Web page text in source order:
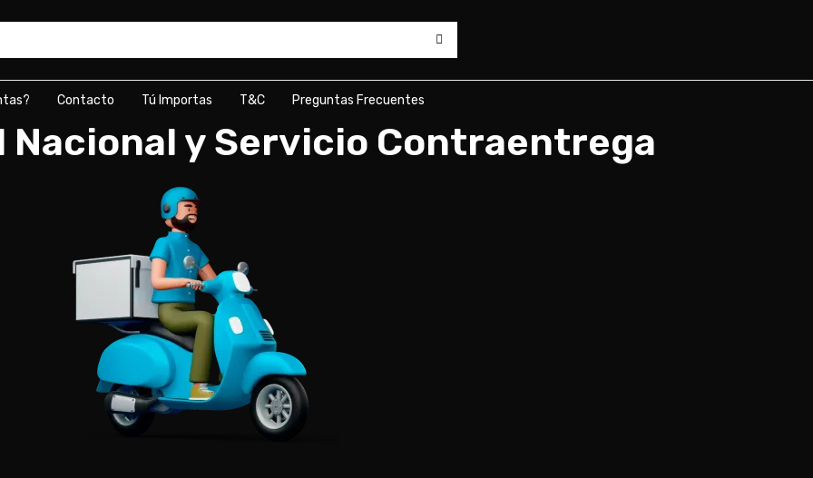
Contacto Tú Importas T&C Preguntas Frecuentes
Nacional y Servicio Contraentrega